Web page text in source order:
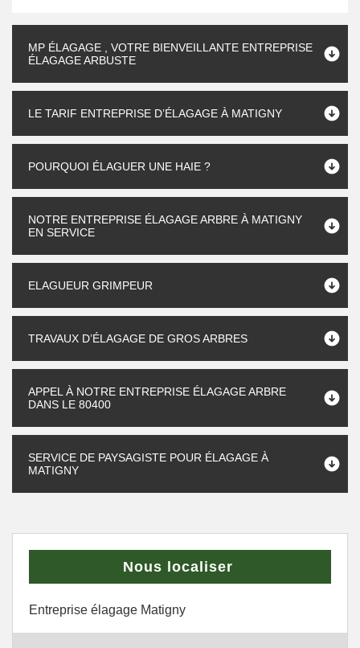
MP ÉLAGAGE , VOTRE BIENVEILLANTE ENTREPRISE
ÉLAGAGE ARBUSTE
LE TARIF ENTREPRISE D’ÉLAGAGE À MATIGNY
POURQUOI ÉLAGUER UNE HAIE ?
NOTRE ENTREPRISE ÉLAGAGE ARBRE À MATIGNY
EN SERVICE
ELAGUEUR GRIMPEUR
TRAVAUX D’ÉLAGAGE DE GROS ARBRES
APPEL À NOTRE ENTREPRISE ÉLAGAGE ARBRE
DANS LE 80400
SERVICE DE PAYSAGISTE POUR ÉLAGAGE À
MATIGNY
Nous localiser
Entreprise élagage Matigny